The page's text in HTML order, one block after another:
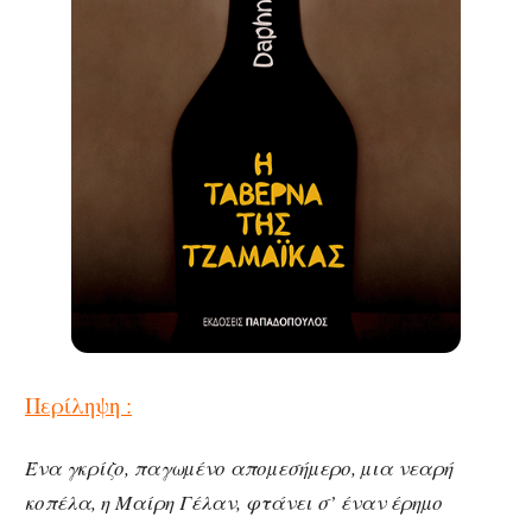
Περίληψη :
Ένα γκρίζο, παγωµένο αποµεσήµερο, µια νεαρή
κοπέλα, η Μαίρη Γέλαν, φτάνει σ’ έναν έρηµο